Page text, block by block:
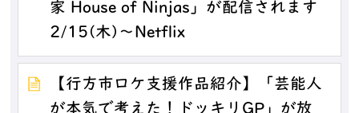
家 House of Ninjas」が配信されます
2/15(木)～Netflix
【行方市ロケ支援作品紹介】「芸能人
が本気で考えた！ドッキリGP」が放